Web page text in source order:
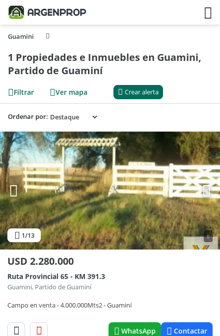
Guamini
1 Propiedades e Inmuebles en Guamini,
Partido de Guaminí
Filtrar Ver mapa Crear alerta
Ordenar por:
1/13 0
USD 2.280.000
Ruta Provincial 65 - KM 391.3
Guamini, Partido de Guaminí
Campo en venta - 4.000.000Mts2 - Guaminí
WhatsApp Contactar